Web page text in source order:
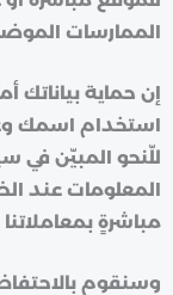
الممارسات
إن حماية بياناتك
استخدام اسمك
للّنحو المبيّن
المعلومات عند
مباشرةٍ
وسنقوم بالاحتفاظ